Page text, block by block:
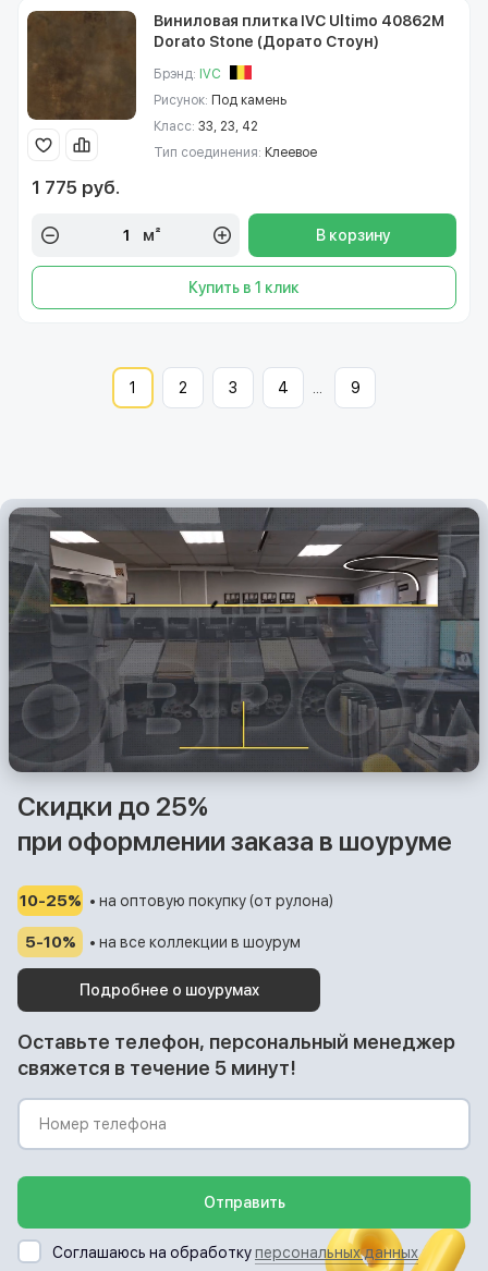
Виниловая плитка IVC Ultimo 40862M
Dorato Stone (Дорато Стоун)
Брэнд: IVC
Рисунок: Под камень
Класс: 33, 23, 42
Тип соединения: Клеевое
1 775 руб.
м² В корзину
Купить в 1 клик
1 2 3 4 9
Скидки до 25%
при оформлении заказа в шоуруме
10-25% • на оптовую покупку (от рулона)
5-10% • на все коллекции в шоурум
Подробнее о шоурумах
Оставьте телефон, персональный менеджер
свяжется в течение 5 минут!
Отправить
Соглашаюсь на обработкуперсональных данных